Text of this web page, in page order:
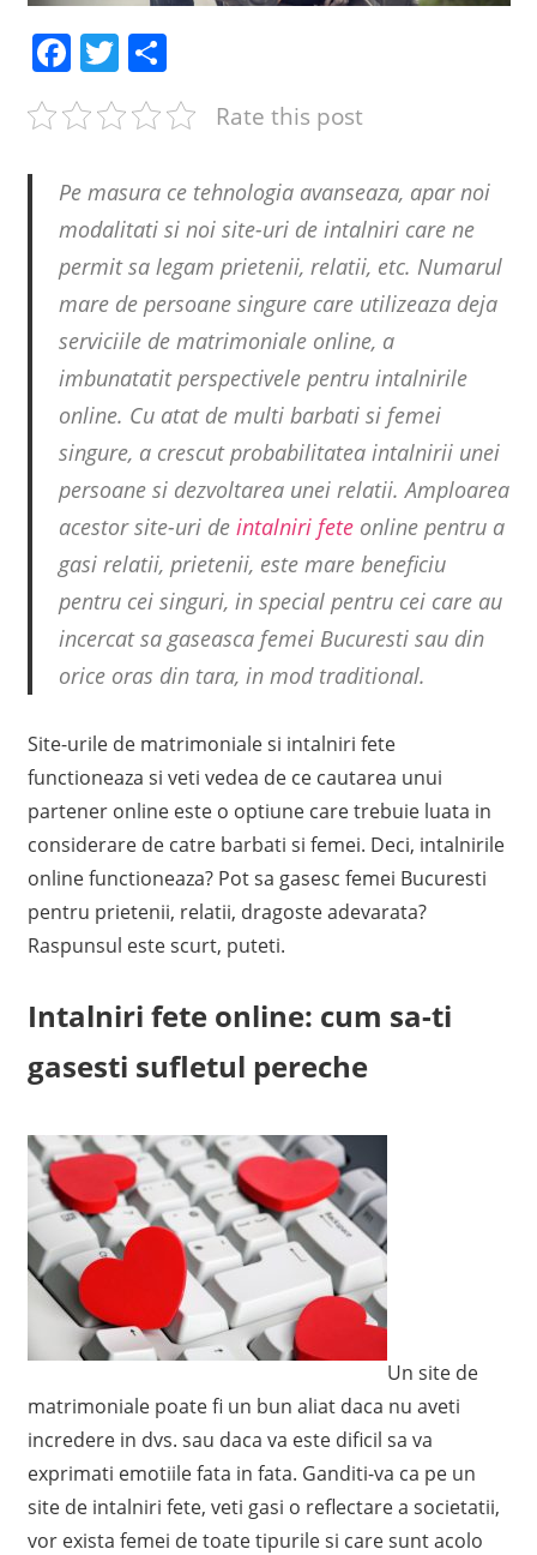
Facebook
Twitter
Share
Rate this post
Pe masura ce tehnologia avanseaza, apar noi
modalitati si noi site-uri de intalniri care ne
permit sa legam prietenii, relatii, etc. Numarul
mare de persoane singure care utilizeaza deja
serviciile de matrimoniale online, a
imbunatatit perspectivele pentru intalnirile
online. Cu atat de multi barbati si femei
singure, a crescut probabilitatea intalnirii unei
persoane si dezvoltarea unei relatii. Amploarea
acestor site-uri de intalniri fete online pentru a
gasi relatii, prietenii, este mare beneficiu
pentru cei singuri, in special pentru cei care au
incercat sa gaseasca femei Bucuresti sau din
orice oras din tara, in mod traditional.
Site-urile de matrimoniale si intalniri fete
functioneaza si veti vedea de ce cautarea unui
partener online este o optiune care trebuie luata in
considerare de catre barbati si femei. Deci, intalnirile
online functioneaza? Pot sa gasesc femei Bucuresti
pentru prietenii, relatii, dragoste adevarata?
Raspunsul este scurt, puteti.
Intalniri fete online: cum sa-ti
gasesti sufletul pereche
Un site de
matrimoniale poate fi un bun aliat daca nu aveti
incredere in dvs. sau daca va este dificil sa va
exprimati emotiile fata in fata. Ganditi-va ca pe un
site de intalniri fete, veti gasi o reflectare a societatii,
vor exista femei de toate tipurile si care sunt acolo